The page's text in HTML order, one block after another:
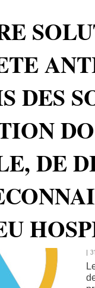
DES
DE
|